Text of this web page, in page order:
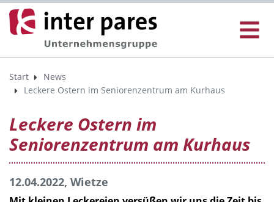
Start
News
Leckere Ostern im Seniorenzentrum am Kurhaus
Leckere Ostern im
Seniorenzentrum am Kurhaus
12.04.2022, Wietze